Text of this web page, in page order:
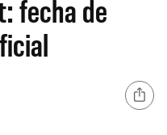
fecha de